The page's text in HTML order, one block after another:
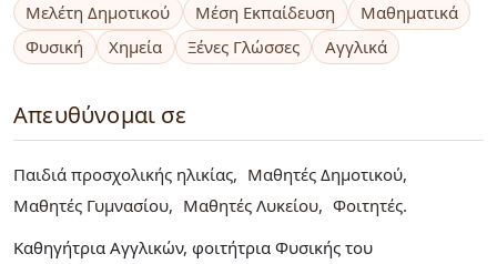
Μελέτη Δημοτικού Μέση Εκπαίδευση
Μαθηματικά
Φυσική
Χημεία Ξένες Γλώσσες Αγγλικά
Απευθύνομαι σε
Παιδιά προσχολικής ηλικίας
Μαθητές Δημοτικού
Μαθητές Γυμνασίου
Μαθητές Λυκείου
Φοιτητές
Καθηγήτρια Αγγλικών, φοιτήτρια Φυσικής του